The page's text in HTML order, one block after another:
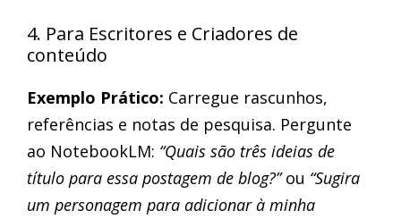
4. Para Escritores e Criadores de
conteúdo
Exemplo Prático: Carregue rascunhos,
referências e notas de pesquisa. Pergunte
ao NotebookLM: “Quais são três ideias de
título para essa postagem de blog?”ou “Sugira
um personagem para adicionar à minha